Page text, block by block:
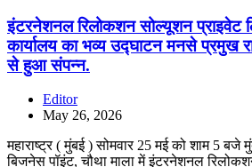
इंटरनेशनल रिलोकशन सोल्यूशन प्राइवेट
कार्यालय का भव्य उद्घाटन मनसे प्रमुख
से हुआ संपन्न.
Editor
May 26, 2026
महाराष्ट्र ( मुंबई ) सोमवार 25 मई को शाम 5 बजे
बिजनेस पॉइंट, चौथा माला में इंटरनेशनल